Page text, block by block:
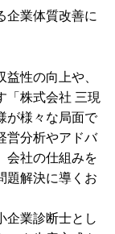
企業体質改善に
性の向上や、
「株式会社 三現
が様々な局面で
営分析やアドバ
会社の仕組みを
題解決に導くお
企業診断士とし